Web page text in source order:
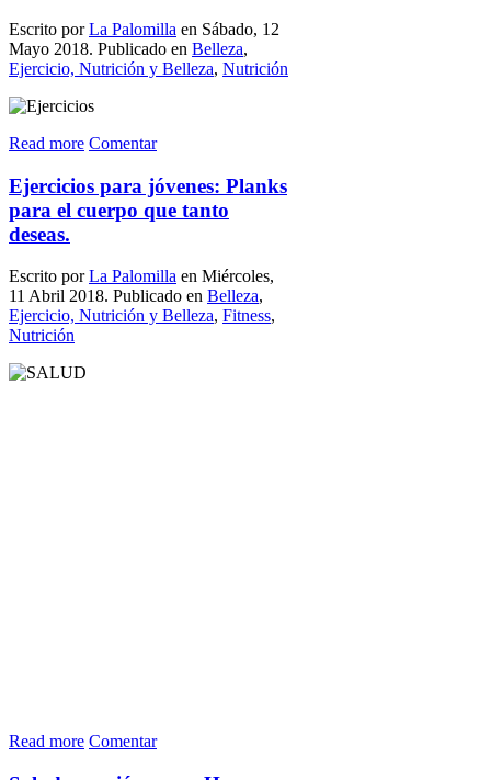
Escrito porLa Palomilla en Sábado, 12
Mayo 2018. Publicado en Belleza,
Ejercicio, Nutrición y Belleza, Nutrición
Read more Comentar
Ejercicios para jóvenes: Planks
para el cuerpo que tanto
deseas.
Escrito porLa Palomilla en Miércoles,
11 Abril 2018. Publicado en Belleza,
Ejercicio, Nutrición y Belleza, Fitness,
Nutrición
Read more Comentar